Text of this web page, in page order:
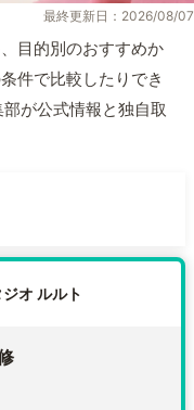
最終更新日：2026/08/07
目的別のおすすめか
件で比較したりでき
が公式情報と独自取
オ ルルト